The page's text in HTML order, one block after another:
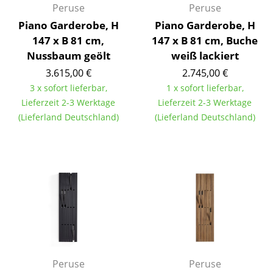
Akkuleuchten
... alle Leuchten
Betten
Doppelbetten
Einzelbetten
Nachttische & Bettzubehör
Accessoires
Uhren
Peruse
Piano Garderobe, H
147 x B 81 cm,
Nussbaum geölt
3.615,00 €
3 x sofort lieferbar,
Lieferzeit 2-3 Werktage
(Lieferland Deutschland)
Peruse
Piano Garderobe, H
147 x B 81 cm, Buche
weiß lackiert
2.745,00 €
1 x sofort lieferbar,
Lieferzeit 2-3 Werktage
(Lieferland Deutschland)
Peruse Peruse